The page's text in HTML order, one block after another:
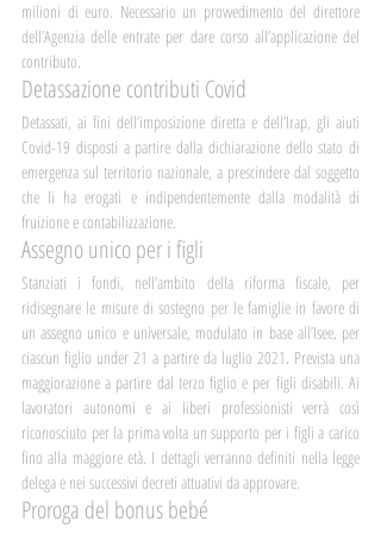
milioni di euro. Necessario un provvedimento del direttore
dell’Agenzia delle entrate per dare corso all’applicazione del
contributo.
Detassati, ai fini dell’imposizione diretta e dell’Irap, gli aiuti
Covid-19 disposti a partire dalla dichiarazione dello stato di
emergenza sul territorio nazionale, a prescindere dal soggetto
che li ha erogati e indipendentemente dalla modalità di
fruizione e contabilizzazione.
Assegno unico per i figli
Stanziati i fondi, nell’ambito della riforma fiscale, per
ridisegnare le misure di sostegno per le famiglie in favore di
un assegno unico e universale, modulato in base all’Isee, per
ciascun figlio under 21 a partire da luglio 2021. Prevista una
maggiorazione a partire dal terzo figlio e per figli disabili. Ai
lavoratori autonomi e ai liberi professionisti verrà così
riconosciuto per la prima volta un supporto per i figli a carico
fino alla maggiore età. I dettagli verranno definiti nella legge
delega e nei successivi decreti attuativi da approvare.
Proroga del bonus bebé